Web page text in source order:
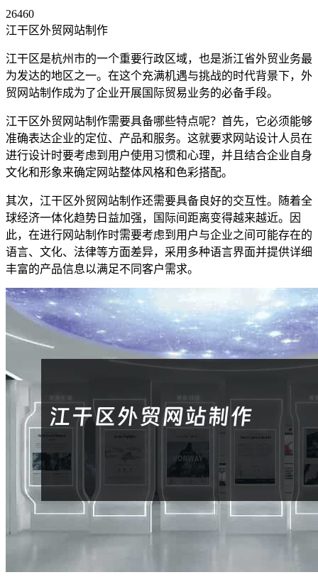
26460
江干区外贸网站制作
江干区是杭州市的一个重要行政区域，也是浙江省外贸业务最
为发达的地区之一。在这个充满机遇与挑战的时代背景下，外
贸网站制作成为了企业开展国际贸易业务的必备手段。
江干区外贸网站制作需要具备哪些特点呢？首先，它必须能够
准确表达企业的定位、产品和服务。这就要求网站设计人员在
进行设计时要考虑到用户使用习惯和心理，并且结合企业自身
文化和形象来确定网站整体风格和色彩搭配。
其次，江干区外贸网站制作还需要具备良好的交互性。随着全
球经济一体化趋势日益加强，国际间距离变得越来越近。因
此，在进行网站制作时需要考虑到用户与企业之间可能存在的
语言、文化、法律等方面差异，采用多种语言界面并提供详细
丰富的产品信息以满足不同客户需求。